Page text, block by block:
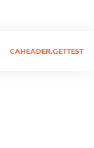
CAHEADER.GETTEST